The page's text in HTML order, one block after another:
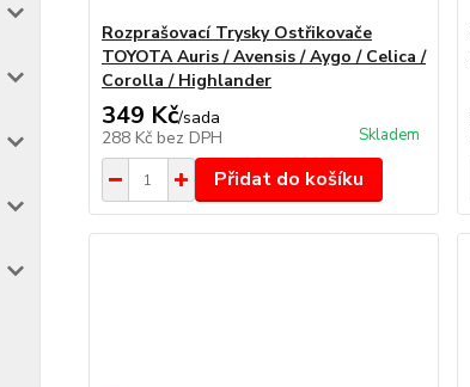
Rozprašovací Trysky Ostřikovače
TOYOTA Auris / Avensis / Aygo / Celica /
Corolla / Highlander
349 Kč/sada
288 Kč bez DPH Skladem
Přidat do košíku